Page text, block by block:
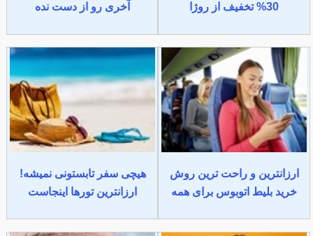
30% تخفیف از روژا
آخری رو از دست نده
ارزانترین و راحت ترین روش
خرید بلیط اتوبوس برای همه
هیچی سفر تابستونی نمیشه!
ارزانترین تورها اینجاست